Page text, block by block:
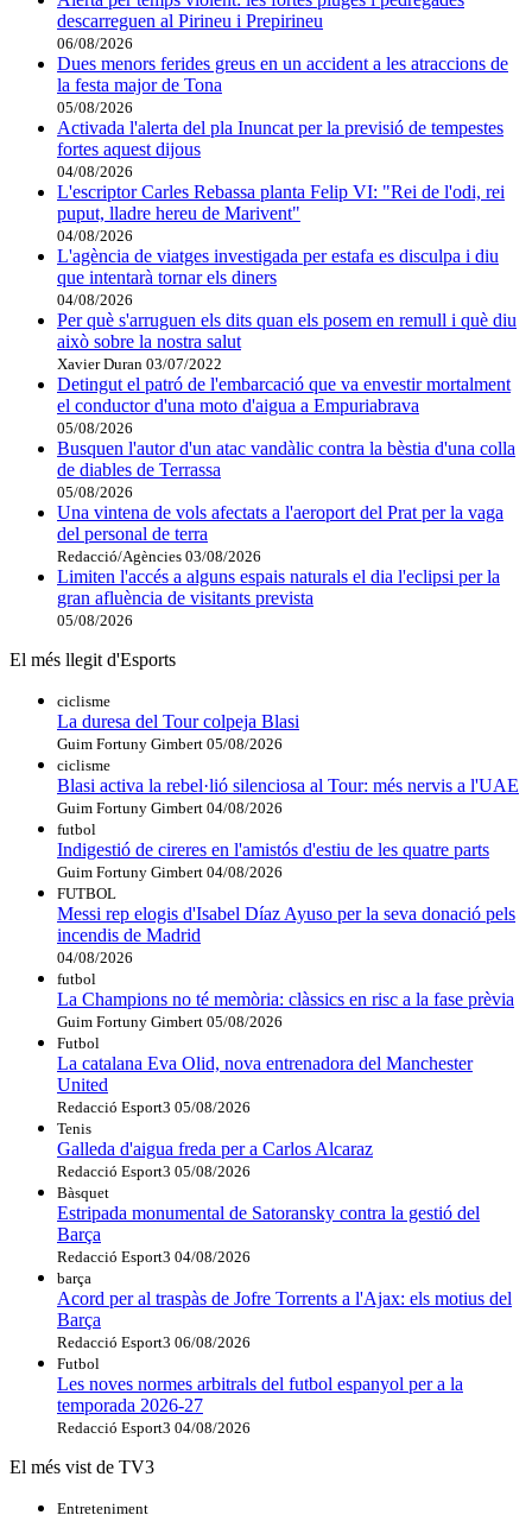
descarreguen al Pirineu i Prepirineu
06/08/2026
Dues menors ferides greus en un accident a les atraccions de
la festa major de Tona
05/08/2026
Activada l'alerta del pla Inuncat per la previsió de tempestes
fortes aquest dijous
04/08/2026
L'escriptor Carles Rebassa planta Felip VI: "Rei de l'odi, rei
puput, lladre hereu de Marivent"
04/08/2026
L'agència de viatges investigada per estafa es disculpa i diu
que intentarà tornar els diners
04/08/2026
Per què s'arruguen els dits quan els posem en remull i què diu
això sobre la nostra salut
Xavier Duran 03/07/2022
Detingut el patró de l'embarcació que va envestir mortalment
el conductor d'una moto d'aigua a Empuriabrava
05/08/2026
Busquen l'autor d'un atac vandàlic contra la bèstia d'una colla
de diables de Terrassa
05/08/2026
Una vintena de vols afectats a l'aeroport del Prat per la vaga
del personal de terra
Redacció/Agències 03/08/2026
Limiten l'accés a alguns espais naturals el dia l'eclipsi per la
gran afluència de visitants prevista
05/08/2026
El més llegit d'Esports
ciclisme
La duresa del Tour colpeja Blasi
Guim Fortuny Gimbert 05/08/2026
ciclisme
Blasi activa la rebel·lió silenciosa al Tour: més nervis a l'UAE
Guim Fortuny Gimbert 04/08/2026
futbol
Indigestió de cireres en l'amistós d'estiu de les quatre parts
Guim Fortuny Gimbert 04/08/2026
FUTBOL
Messi rep elogis d'Isabel Díaz Ayuso per la seva donació pels
incendis de Madrid
04/08/2026
futbol
La Champions no té memòria: clàssics en risc a la fase prèvia
Guim Fortuny Gimbert 05/08/2026
Futbol
La catalana Eva Olid, nova entrenadora del Manchester
United
Redacció Esport3 05/08/2026
Tenis
Galleda d'aigua freda per a Carlos Alcaraz
Redacció Esport3 05/08/2026
Bàsquet
Estripada monumental de Satoransky contra la gestió del
Barça
Redacció Esport3 04/08/2026
barça
Acord per al traspàs de Jofre Torrents a l'Ajax: els motius del
Barça
Redacció Esport3 06/08/2026
Futbol
Les noves normes arbitrals del futbol espanyol per a la
temporada 2026-27
Redacció Esport3 04/08/2026
El més vist de TV3
Entreteniment